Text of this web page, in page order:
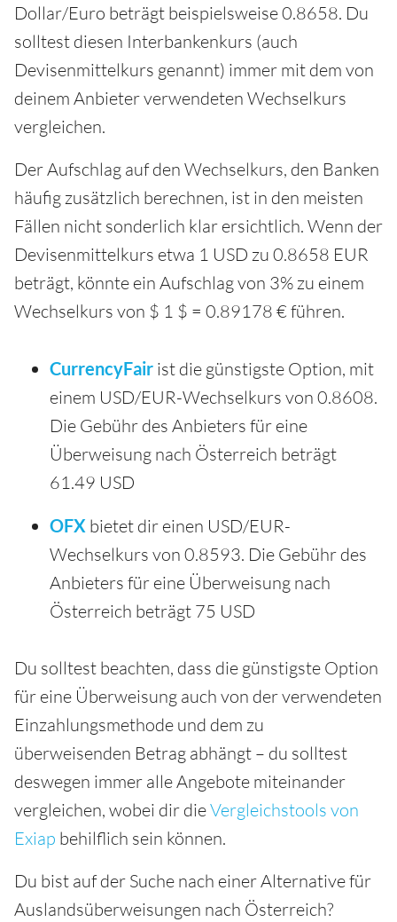
Dollar/Euro beträgt beispielsweise 0.8658. Du
solltest diesen Interbankenkurs (auch
Devisenmittelkurs genannt) immer mit dem von
deinem Anbieter verwendeten Wechselkurs
vergleichen.
Der Aufschlag auf den Wechselkurs, den Banken
häufig zusätzlich berechnen, ist in den meisten
Fällen nicht sonderlich klar ersichtlich. Wenn der
Devisenmittelkurs etwa 1 USD zu 0.8658 EUR
beträgt, könnte ein Aufschlag von 3% zu einem
Wechselkurs von $ 1 $ = 0.89178 € führen.
CurrencyFair ist die günstigste Option, mit
einem USD/EUR-Wechselkurs von 0.8608.
Die Gebühr des Anbieters für eine
Überweisung nach Österreich beträgt
61.49 USD
OFX bietet dir einen USD/EUR-
Wechselkurs von 0.8593. Die Gebühr des
Anbieters für eine Überweisung nach
Österreich beträgt 75 USD
Du solltest beachten, dass die günstigste Option
für eine Überweisung auch von der verwendeten
Einzahlungsmethode und dem zu
überweisenden Betrag abhängt – du solltest
deswegen immer alle Angebote miteinander
vergleichen, wobei dir dieVergleichstools von
Exiap behilflich sein können.
Du bist auf der Suche nach einer Alternative für
Auslandsüberweisungen nach Österreich?